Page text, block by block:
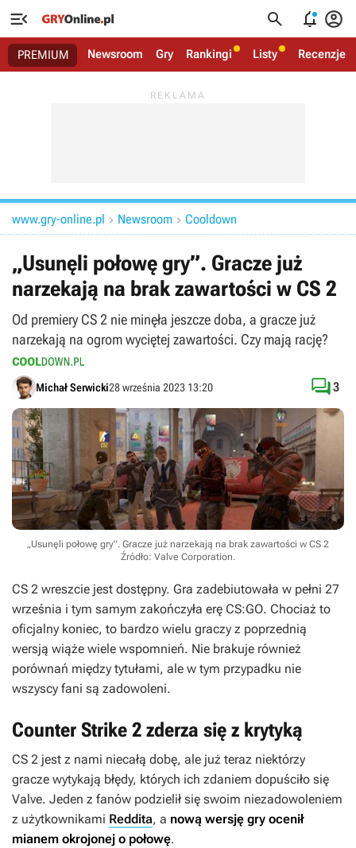
   
PREMIUM Newsroom Gry Rankingi Listy Recenzje
www.gry-online.pl  Newsroom  Cooldown
„Usunęli połowę gry”. Gracze już
narzekają na brak zawartości w CS 2
Od premiery CS 2 nie minęła jeszcze doba, a gracze już
narzekają na ogrom wyciętej zawartości. Czy mają rację?
Michał Serwicki28 września 2023 13:20 3
„Usunęli połowę gry”. Gracze już narzekają na brak zawartości w CS 2
Źródło: Valve Corporation.
CS 2 wreszcie jest dostępny. Gra zadebiutowała w pełni 27
września i tym samym zakończyła erę CS:GO. Chociaż to
oficjalny koniec, to bardzo wielu graczy z poprzednią
wersją wiąże wiele wspomnień. Nie brakuje również
porównań między tytułami, ale w tym przypadku nie
wszyscy fani są zadowoleni.
Counter Strike 2 zderza się z krytyką
CS 2 jest z nami niecałą dobę, ale już teraz niektórzy
gracze wytykają błędy, których ich zdaniem dopuściło się
Valve. Jeden z fanów podzielił się swoim niezadowoleniem
z użytkownikami Reddita, a nową wersję gry ocenił
mianem okrojonej o połowę.